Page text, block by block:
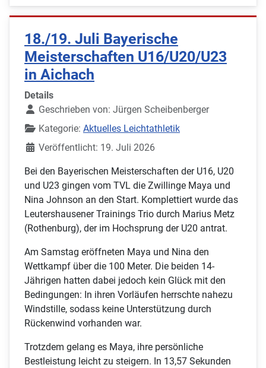
18./19. Juli Bayerische
Meisterschaften U16/U20/U23
in Aichach
Details
Geschrieben von: Jürgen Scheibenberger
Kategorie: Aktuelles Leichtathletik
Veröffentlicht: 19. Juli 2026
Bei den Bayerischen Meisterschaften der U16, U20
und U23 gingen vom TVL die Zwillinge Maya und
Nina Johnson an den Start. Komplettiert wurde das
Leutershausener Trainings Trio durch Marius Metz
(Rothenburg), der im Hochsprung der U20 antrat.
Am Samstag eröffneten Maya und Nina den
Wettkampf über die 100 Meter. Die beiden 14-
Jährigen hatten dabei jedoch kein Glück mit den
Bedingungen: In ihren Vorläufen herrschte nahezu
Windstille, sodass keine Unterstützung durch
Rückenwind vorhanden war.
Trotzdem gelang es Maya, ihre persönliche
Bestleistung leicht zu steigern. In 13,57 Sekunden